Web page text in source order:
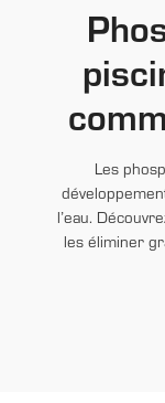
Les
l’eau.
les éliminer